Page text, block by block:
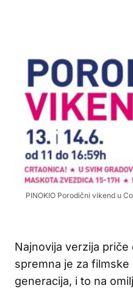
PINOKIO Porodični vikend u
Najnovija verzija
spremna je za
generacija, i to na